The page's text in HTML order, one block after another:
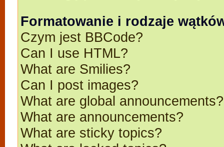
Formatowanie i rodzaje
Czym jest BBCode?
Can I use HTML?
What are Smilies?
Can I post images?
What are global announcements?
What are announcements?
What are sticky topics?